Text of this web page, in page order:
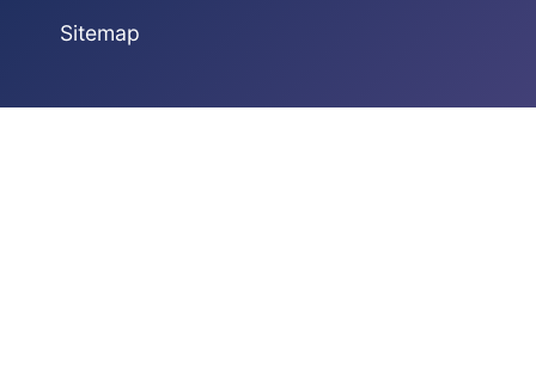
Sitemap